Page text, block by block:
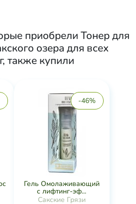
приобрели Тонер для
озера для всех
, также купили
-46%
Гель Омолаживающий
с лифтинг-эф...
Сакские Грязи